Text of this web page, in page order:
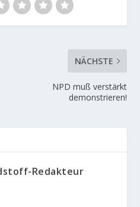
NÄCHSTE
NPD muß verstärkt
demonstrieren!
Redakteur